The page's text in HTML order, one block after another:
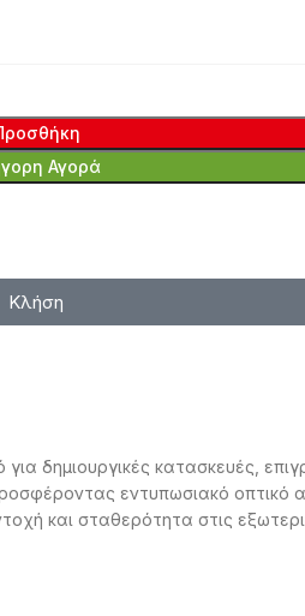
Αγορά
Κλήση
δημιουργικές κατασκευές,
εντυπωσιακό οπτικό
και σταθερότητα στις